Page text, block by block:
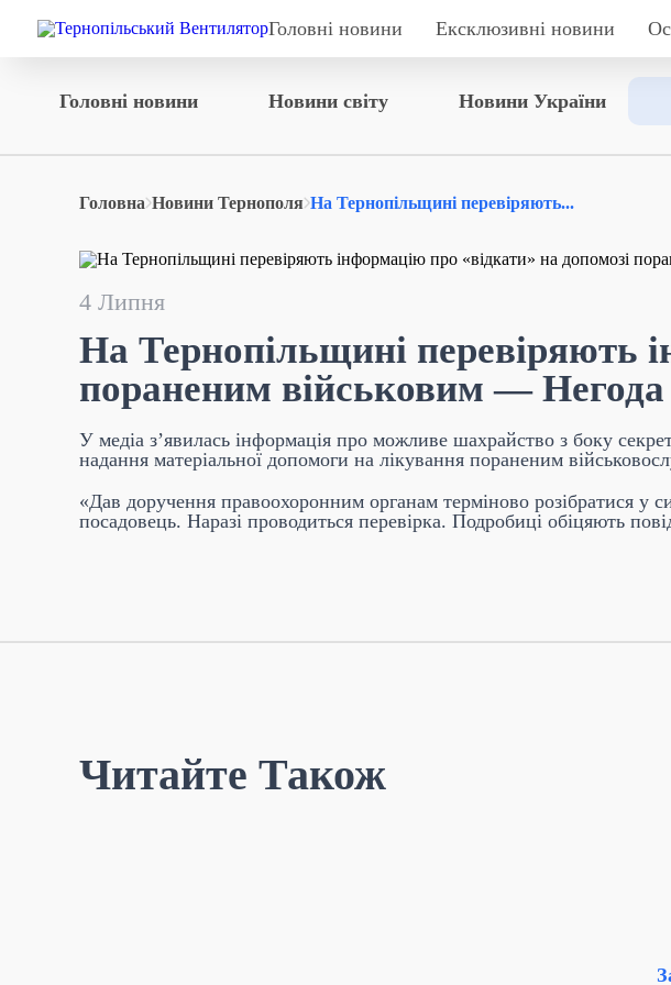
Головні новини Ексклюзивні новини
Головні новини Новини світу Новини України
Головна Новини Тернополя На Тернопільщині перевіряють...
4 Липня
На Тернопільщині перевіряють
пораненим військовим — Негода
У медіа з’явилась інформація про можливе шахрайство з боку
надання матеріальної допомоги на лікування пораненим
«Дав доручення правоохоронним органам терміново розібратися у
посадовець. Наразі проводиться перевірка. Подробиці обіцяють
Читайте Також